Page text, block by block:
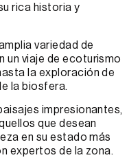
rica historia y
variedad de
un viaje de ecoturismo
la exploración de
la biosfera.
impresionantes,
que desean
en su estado más
expertos de la zona.